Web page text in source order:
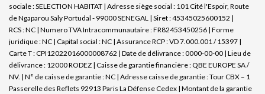
sociale : SELECTION HABITAT | Adresse siège social : 101 Cité l'Espoir, Route
de Ngaparou Saly Portudal - 99000 SENEGAL | Siret : 45345025600152 |
RCS : NC | Numero TVA Intracommunautaire : FR82453450256 | Forme
juridique : NC | Capital social : NC | Assurance RCP : VD 7.000.001 / 15397 |
Carte T : CPI12022016000008762 | Date de délivrance : 0000-00-00 | Lieu de
délivrance : 12000 RODEZ | Caisse de garantie financière : QBE EUROPE SA /
NV. | N° de caisse de garantie : NC | Adresse caisse de garantie : Tour CBX – 1
Passerelle des Reflets 92913 Paris La Défense Cedex | Montant de la garantie